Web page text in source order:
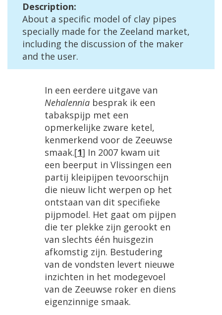
Description:
About a specific model of clay pipes
specially made for the Zeeland market,
including the discussion of the maker
and the user.
In een eerdere uitgave van
Nehalennia besprak ik een
tabakspijp met een
opmerkelijke zware ketel,
kenmerkend voor de Zeeuwse
smaak.[1] In 2007 kwam uit
een beerput in Vlissingen een
partij kleipijpen tevoorschijn
die nieuw licht werpen op het
ontstaan van dit specifieke
pijpmodel. Het gaat om pijpen
die ter plekke zijn gerookt en
van slechts één huisgezin
afkomstig zijn. Bestudering
van de vondsten levert nieuwe
inzichten in het modegevoel
van de Zeeuwse roker en diens
eigenzinnige smaak.